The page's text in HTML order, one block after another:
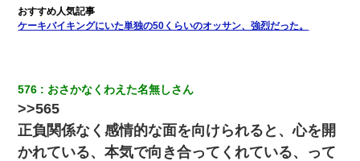
昨日37歳のおばさんと行為したんだけどめちゃくちゃだった
ｗｗｗ
【クズ】昔、兄がお見合いして「ブスすぎｗｗｗ」と断った女性
が、兄の同級生と結婚。それを知った兄は荒れ狂い、｢嫁さん、俺
のお古ですが気分はどう？」とメールを送った→
ケーキバイキングにいた単独の50くらいのオッサン、強烈だった。
576 おさかなくわえた名無しさん
>>565
正負関係なく感情的な面を向けられると、心を開
かれている、本気で向き合ってくれている、って